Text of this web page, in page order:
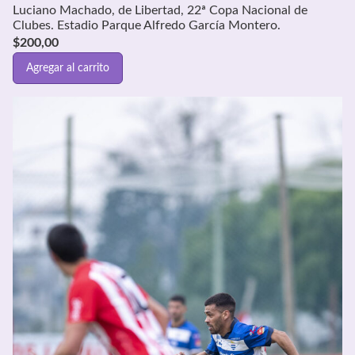
Luciano Machado, de Libertad, 22ª Copa Nacional de
Clubes. Estadio Parque Alfredo García Montero.
$200,00
Agregar al carrito